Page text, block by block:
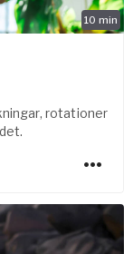
10 min
rotationer